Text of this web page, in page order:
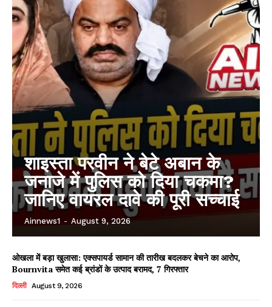
शाइस्ता परवीन ने बेटे अबान के
जनाजे में पुलिस को दिया चकमा?
जानिए वायरल दावे की पूरी सच्चाई
Ainnews1 - August 9, 2026
ओखला में बड़ा खुलासा: एक्सपायर्ड सामान की तारीख बदलकर बेचने का आरोप,
Bournvita समेत कई ब्रांडों के उत्पाद बरामद, 7 गिरफ्तार
दिल्ली August 9, 2026